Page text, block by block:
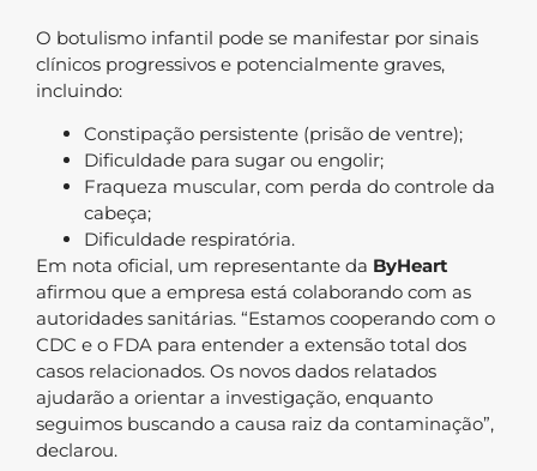
O botulismo infantil pode se manifestar por sinais
clínicos progressivos e potencialmente graves,
incluindo:
Constipação persistente (prisão de ventre);
Dificuldade para sugar ou engolir;
Fraqueza muscular, com perda do controle da
cabeça;
Dificuldade respiratória.
Em nota oficial, um representante da ByHeart
afirmou que a empresa está colaborando com as
autoridades sanitárias. “Estamos cooperando com o
CDC e o FDA para entender a extensão total dos
casos relacionados. Os novos dados relatados
ajudarão a orientar a investigação, enquanto
seguimos buscando a causa raiz da contaminação”,
declarou.